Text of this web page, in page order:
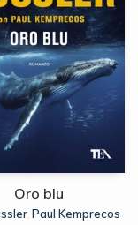
Oro blu
, Paul Kemprecos